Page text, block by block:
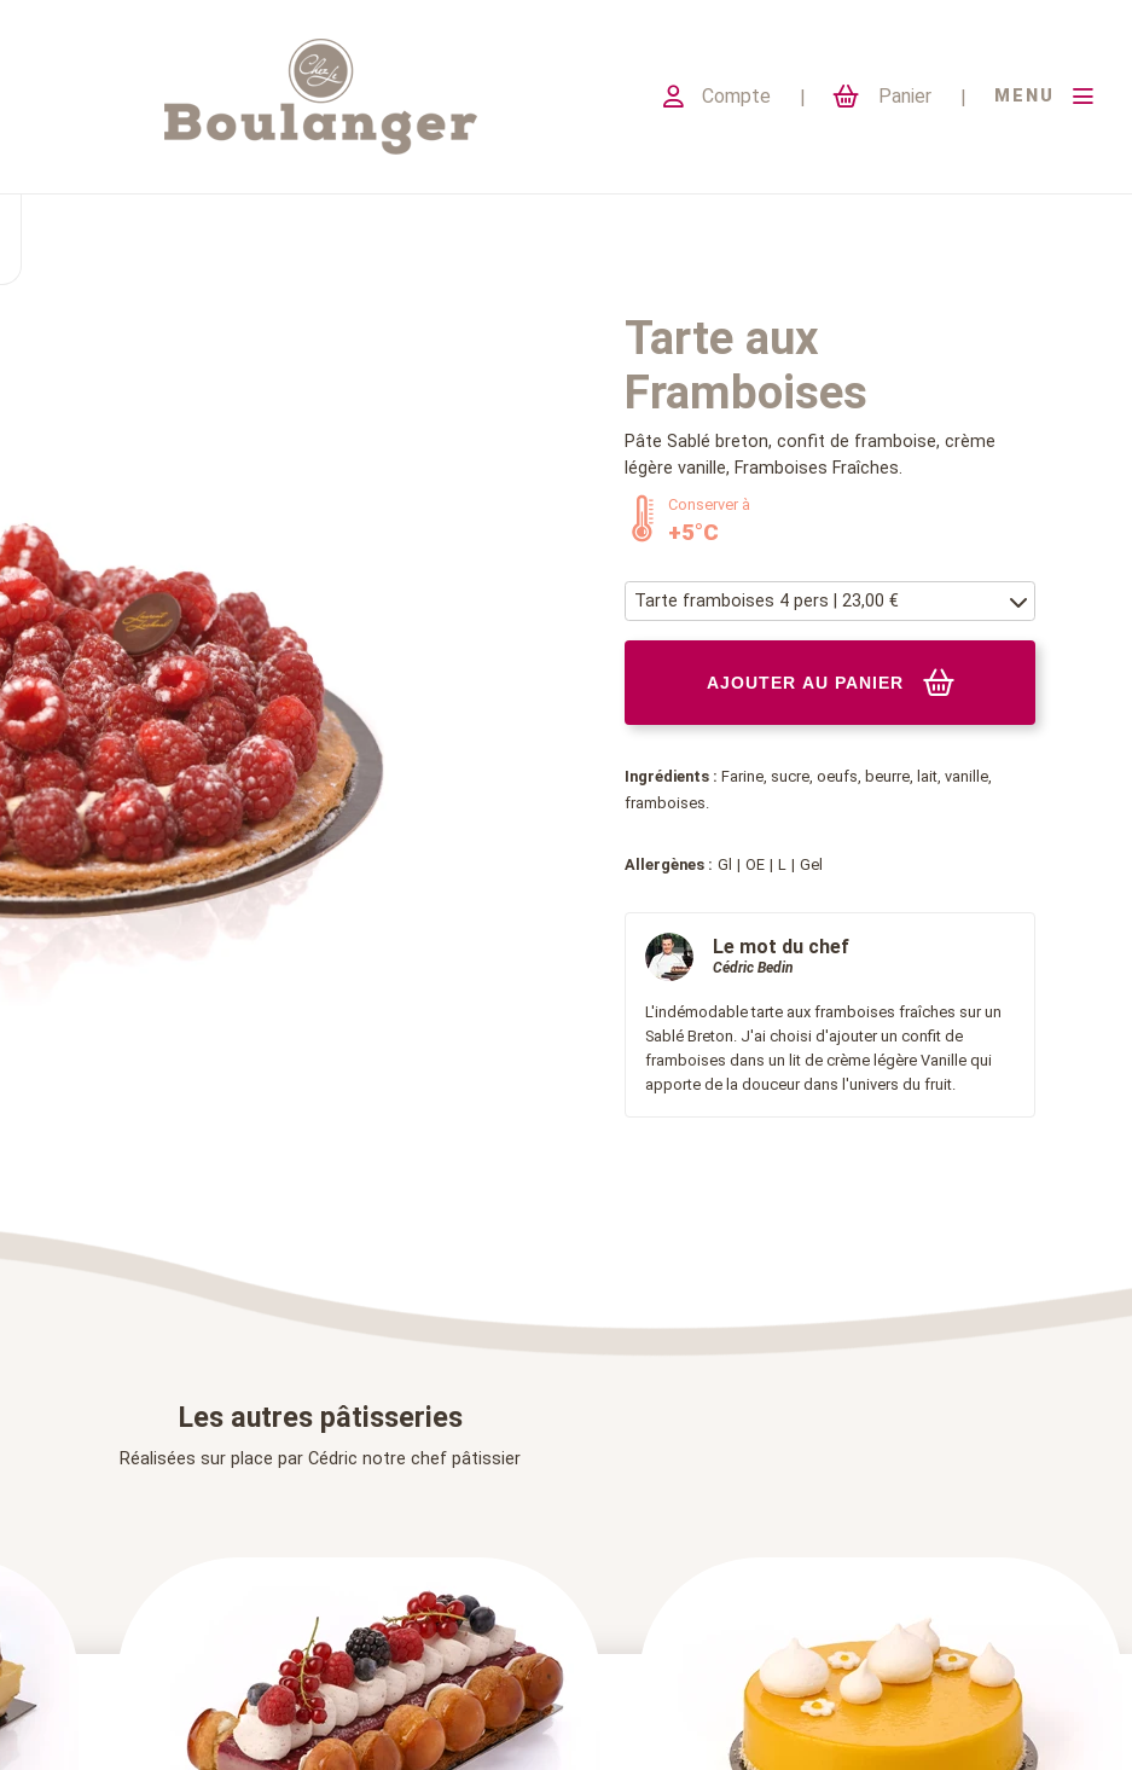
Compte Panier MENU
Tarte aux
Framboises
Pâte Sablé breton, confit de framboise, crème
légère vanille, Framboises Fraîches.
Conserver à
+5°C
Tarte framboises 4 pers | 23,00 €
AJOUTER AU PANIER
Ingrédients : Farine, sucre, oeufs, beurre, lait, vanille,
framboises.
Gl OE L Gel
Le mot du chef
Cédric Bedin
L'indémodable tarte aux framboises fraîches sur un
Sablé Breton. J'ai choisi d'ajouter un confit de
framboises dans un lit de crème légère Vanille qui
apporte de la douceur dans l'univers du fruit.
Les autres pâtisseries
Réalisées sur place par Cédric notre chef pâtissier